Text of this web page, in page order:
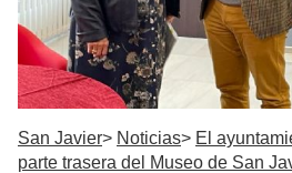
San Javier Noticias
El
parte trasera del Museo de San